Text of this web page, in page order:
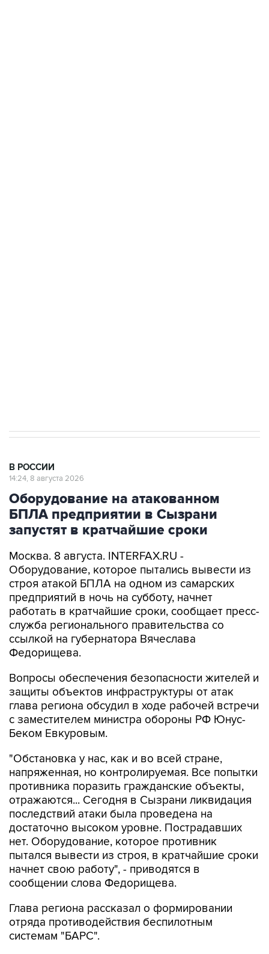
В РОССИИ
14:24, 8 августа 2026
Оборудование на атакованном
БПЛА предприятии в Сызрани
запустят в кратчайшие сроки
Москва. 8 августа. INTERFAX.RU -
Оборудование, которое пытались вывести из
строя атакой БПЛА на одном из самарских
предприятий в ночь на субботу, начнет
работать в кратчайшие сроки, сообщает пресс-
служба регионального правительства со
ссылкой на губернатора Вячеслава
Федорищева.
Вопросы обеспечения безопасности жителей и
защиты объектов инфраструктуры от атак
глава региона обсудил в ходе рабочей встречи
с заместителем министра обороны РФ Юнус-
Беком Евкуровым.
"Обстановка у нас, как и во всей стране,
напряженная, но контролируемая. Все попытки
противника поразить гражданские объекты,
отражаются... Сегодня в Сызрани ликвидация
последствий атаки была проведена на
достаточно высоком уровне. Пострадавших
нет. Оборудование, которое противник
пытался вывести из строя, в кратчайшие сроки
начнет свою работу", - приводятся в
сообщении слова Федорищева.
Глава региона рассказал о формировании
отряда противодействия беспилотным
системам "БАРС".